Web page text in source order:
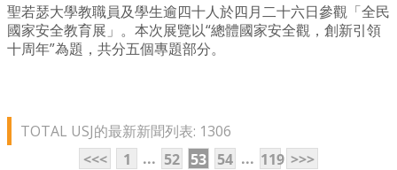
聖若瑟大學教職員及學生逾四十人於四月二十六日參觀「全民
國家安全教育展」。本次展覽以“總體國家安全觀，創新引領
十周年”為題，共分五個專題部分。
TOTAL USJ的最新新聞列表: 1306
<<<
1 ... 52 53 54 ... 119 >>>